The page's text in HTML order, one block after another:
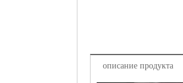
описание продукта